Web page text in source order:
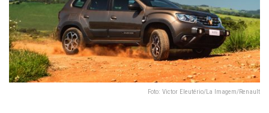
Foto: Victor Eleutério/La Imagem/Renault